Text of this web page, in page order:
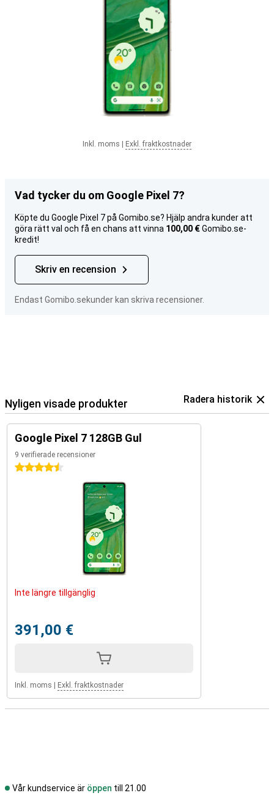
Inkl. moms Exkl. fraktkostnader
Vad tycker du om Google Pixel 7?
Köpte du Google Pixel 7 på Gomibo.se? Hjälp andra kunder att
göra rätt val och få en chans att vinna 100,00 €Gomibo.se-
kredit!
Skriv en recension
Endast Gomibo.sekunder kan skriva recensioner.
Nyligen visade produkter Radera historik
Google Pixel 7 128GB Gul
9 verifierade recensioner
4.5 stjärnor
Inte längre tillgänglig
391,00 €
Inkl. moms Exkl. fraktkostnader
Vår kundservice är öppen till 21.00